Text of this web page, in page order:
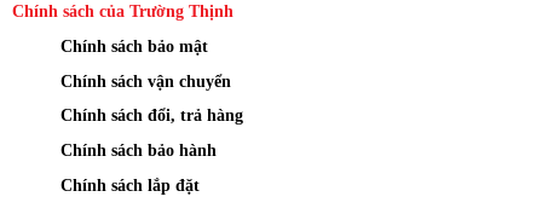
Chính sách của Trường Thịnh
Chính sách bảo mật
Chính sách vận chuyển
Chính sách đổi, trả hàng
Chính sách bảo hành
Chính sách lắp đặt